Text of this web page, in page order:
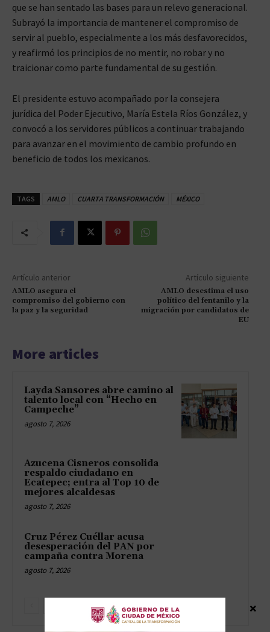
que se han sentado las bases para un relevo generacional.
Subrayó la importancia de mantener el compromiso de
servir al pueblo, especialmente a los más desfavorecidos,
y reafirmó los principios de no mentir, no robar y no
traicionar como parte fundamental de su gestión.
El presidente estuvo acompañado por la consejera
jurídica del Poder Ejecutivo, María Estela Ríos González, y
convocó a los servidores públicos a continuar trabajando
para avanzar en el movimiento de cambio profundo en
beneficio de todos los mexicanos.
TAGS AMLO CUARTA TRANSFORMACIÓN MÉXICO
Artículo anterior
AMLO asegura el
compromiso del gobierno con
la paz y la seguridad
Artículo siguiente
AMLO desestima el uso
político del fentanilo y la
migración por candidatos de
EU
More articles
Layda Sansores abre camino al
talento local con “Hecho en
Campeche”
agosto 7, 2026
Azucena Cisneros consolida
respaldo ciudadano en
Ecatepec; entra al Top 10 de
mejores alcaldesas
agosto 7, 2026
Cruz Pérez Cuéllar acusa
desesperación del PAN por
campaña contra Morena
agosto 7, 2026
×